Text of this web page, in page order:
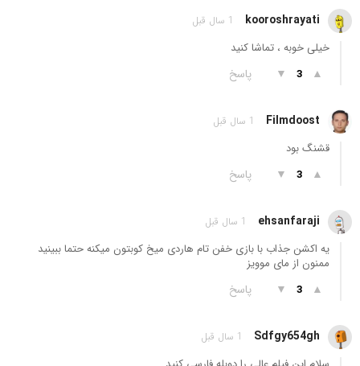
kooroshrayati 1 سال قبل
خیلی خوبه ، تماشا کنید
▲
3
▼ پاسخ
Filmdoost 1 سال قبل
قشنگ بود
▲
3
▼ پاسخ
ehsanfaraji 1 سال قبل
یه اکشن جذاب با بازی خفن تام هاردی میخ کوبتون میکنه حتما ببینید
ممنون از مای موویز
▲
3
▼ پاسخ
Sdfgy654gh 1 سال قبل